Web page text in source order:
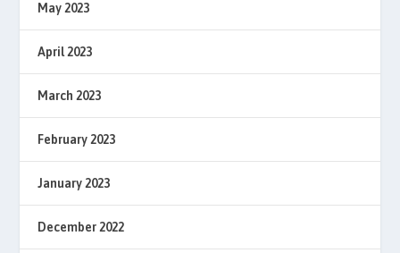
May 2023
April 2023
March 2023
February 2023
January 2023
December 2022